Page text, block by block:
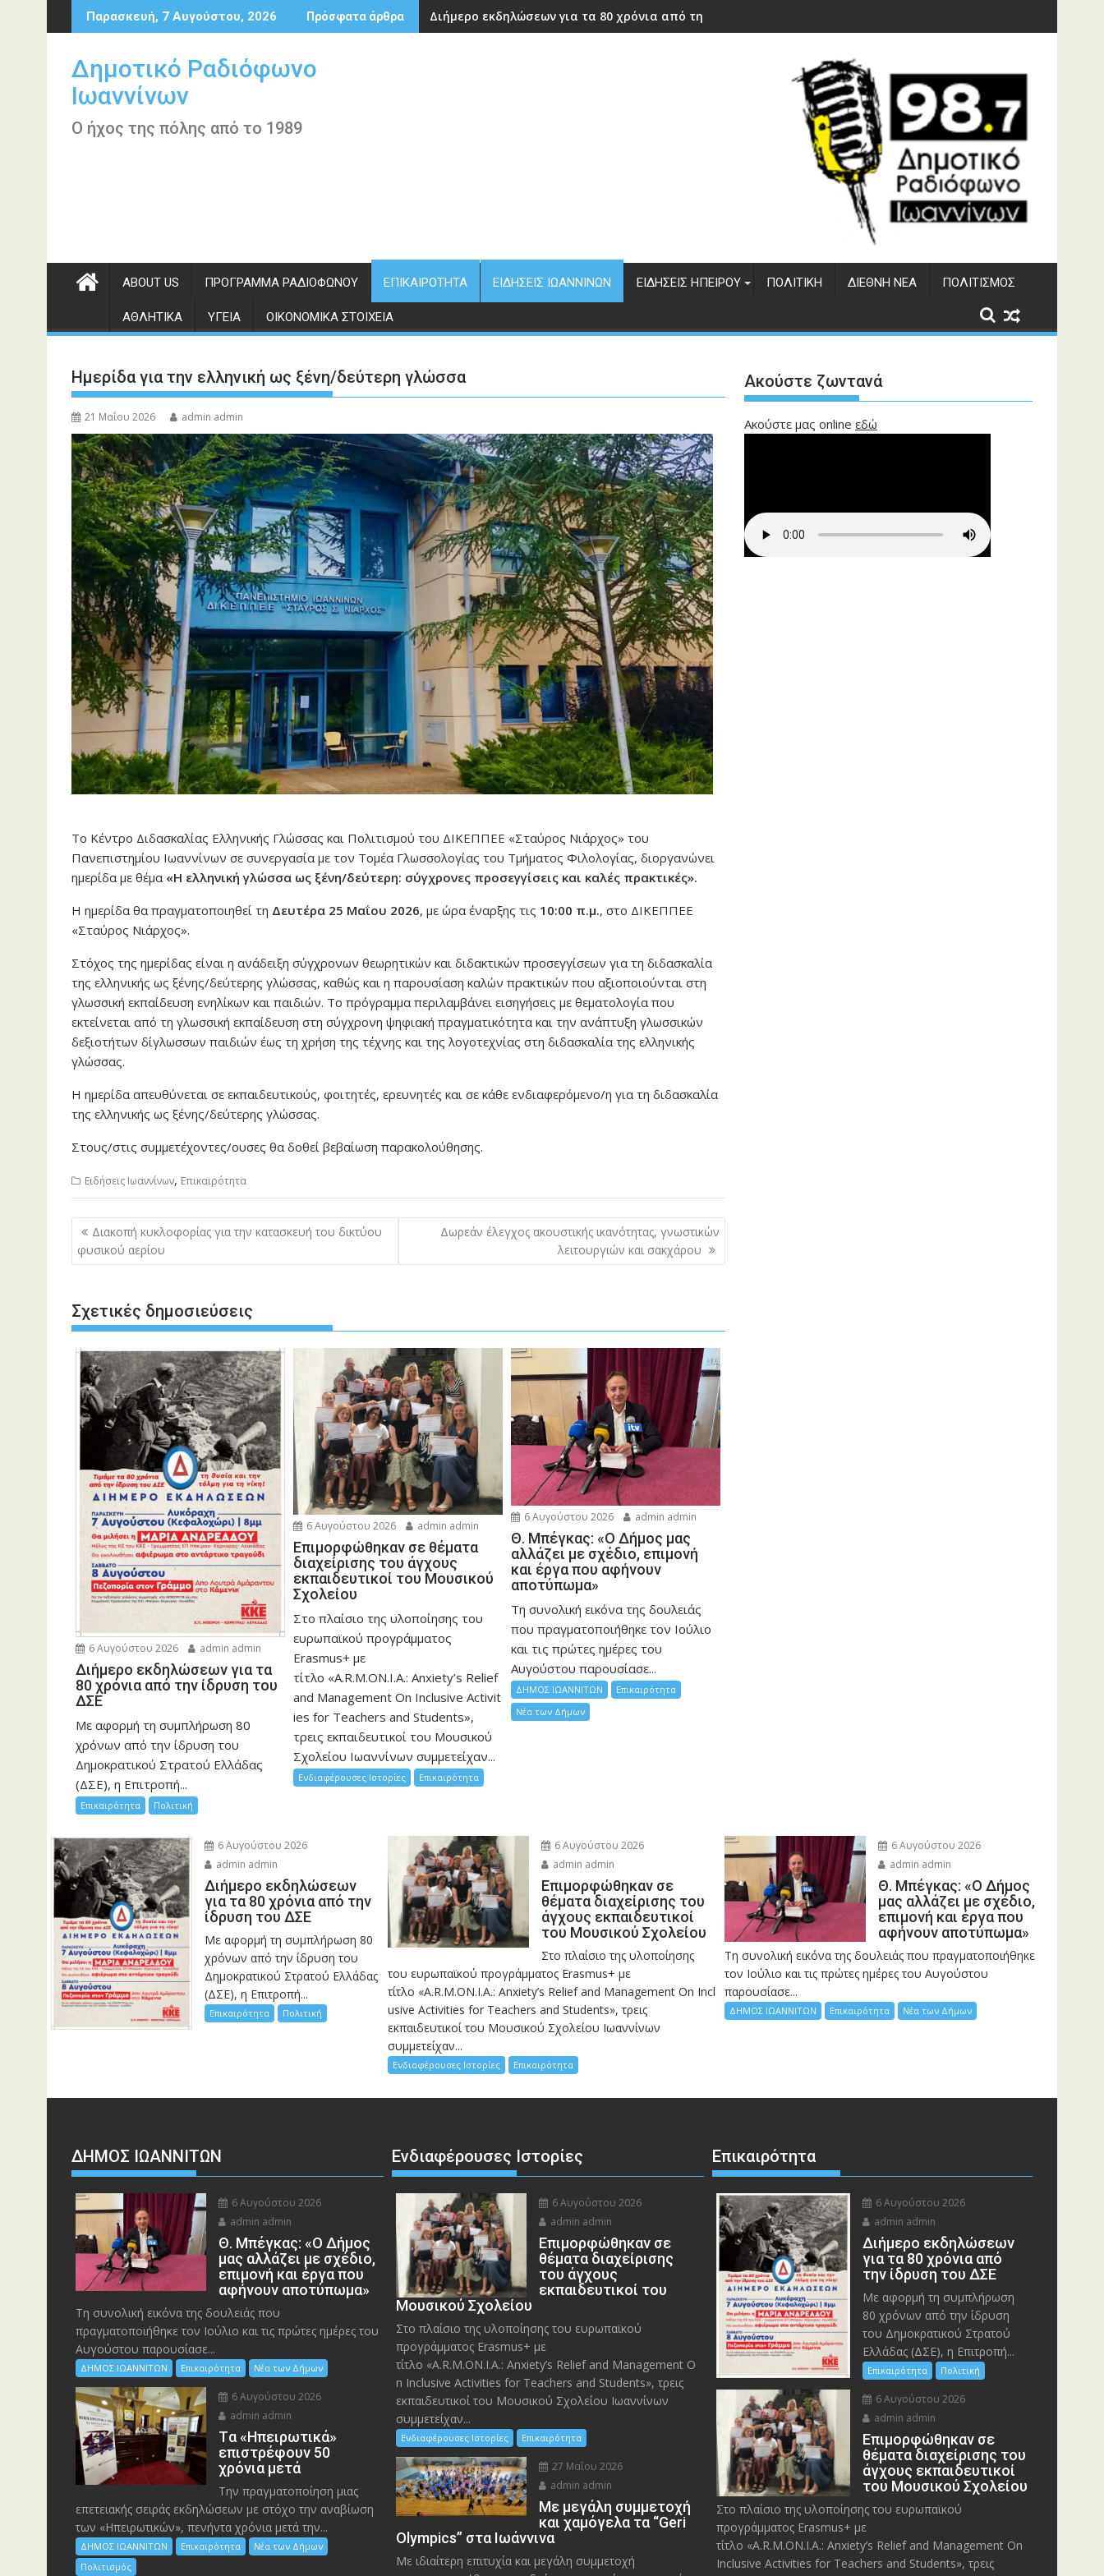
Περάστε
στο
Παρασκευή, 7 Αυγούστου, 2026 Πρόσφατα άρθρα Διήμερο εκδηλώσεων για τα 80 χρόνια από την ίδρυση του ΔΣΕ
Δημοτικό Ραδιόφωνο
Ιωαννίνων
Ο ήχος της πόλης από το 1989
ABOUT US ΠΡΌΓΡΑΜΜΑ ΡΑΔΙΟΦΏΝΟΥ ΕΠΙΚΑΙΡΌΤΗΤΑ ΕΙΔΉΣΕΙΣ ΙΩΑΝΝΊΝΩΝ ΕΙΔΉΣΕΙΣ ΗΠΕΊΡΟΥ ΠΟΛΙΤΙΚΉ ΔΙΕΘΝΉ ΝΈΑ ΠΟΛΙΤΙΣΜΌΣ
ΑΘΛΗΤΙΚΆ ΥΓΕΊΑ ΟΙΚΟΝΟΜΙΚΆ ΣΤΟΙΧΕΊΑ
Ημερίδα για την ελληνική ως ξένη/δεύτερη γλώσσα
21 Μαΐου 2026 admin admin
Το Κέντρο Διδασκαλίας Ελληνικής Γλώσσας και Πολιτισμού του ΔΙΚΕΠΠΕΕ «Σταύρος Νιάρχος» του
Πανεπιστημίου Ιωαννίνων σε συνεργασία με τον Τομέα Γλωσσολογίας του Τμήματος Φιλολογίας, διοργανώνει
ημερίδα με θέμα «Η ελληνική γλώσσα ως ξένη/δεύτερη: σύγχρονες προσεγγίσεις και καλές πρακτικές».
Η ημερίδα θα πραγματοποιηθεί τη Δευτέρα 25 Μαΐου 2026, με ώρα έναρξης τις 10:00 π.μ., στο ΔΙΚΕΠΠΕΕ
«Σταύρος Νιάρχος».
Στόχος της ημερίδας είναι η ανάδειξη σύγχρονων θεωρητικών και διδακτικών προσεγγίσεων για τη διδασκαλία
της ελληνικής ως ξένης/δεύτερης γλώσσας, καθώς και η παρουσίαση καλών πρακτικών που αξιοποιούνται στη
γλωσσική εκπαίδευση ενηλίκων και παιδιών. Το πρόγραμμα περιλαμβάνει εισηγήσεις με θεματολογία που
εκτείνεται από τη γλωσσική εκπαίδευση στη σύγχρονη ψηφιακή πραγματικότητα και την ανάπτυξη γλωσσικών
δεξιοτήτων δίγλωσσων παιδιών έως τη χρήση της τέχνης και της λογοτεχνίας στη διδασκαλία της ελληνικής
γλώσσας.
Η ημερίδα απευθύνεται σε εκπαιδευτικούς, φοιτητές, ερευνητές και σε κάθε ενδιαφερόμενο/η για τη διδασκαλία
της ελληνικής ως ξένης/δεύτερης γλώσσας.
Στους/στις συμμετέχοντες/ουσες θα δοθεί βεβαίωση παρακολούθησης.
Ειδήσεις Ιωαννίνων, Επικαιρότητα
Πλοήγηση
άρθρων
Διακοπή κυκλοφορίας για την κατασκευή του δικτύου
φυσικού αερίου
Δωρεάν έλεγχος ακουστικής ικανότητας, γνωστικών
λειτουργιών και σακχάρου
Σχετικές δημοσιεύσεις
6 Αυγούστου 2026 admin admin
Διήμερο εκδηλώσεων για τα
80 χρόνια από την ίδρυση του
ΔΣΕ
Με αφορμή τη συμπλήρωση 80
χρόνων από την ίδρυση του
Δημοκρατικού Στρατού Ελλάδας
(ΔΣΕ), η Επιτροπή...
Επικαιρότητα Πολιτική
6 Αυγούστου 2026 admin admin
Eπιμορφώθηκαν σε θέματα
διαχείρισης του άγχους
εκπαιδευτικοί του Μουσικού
Σχολείου
Στο πλαίσιο της υλοποίησης του
ευρωπαϊκού προγράμματος
Erasmus+ με
τίτλο «A.R.M.ON.I.A.: Anxiety’s Relief
and Management On Inclusive Activit
ies for Teachers and Students»,
τρεις εκπαιδευτικοί του Μουσικού
Σχολείου Ιωαννίνων συμμετείχαν...
Ενδιαφέρουσες Ιστορίες Επικαιρότητα
6 Αυγούστου 2026 admin admin
Θ. Μπέγκας: «Ο Δήμος μας
αλλάζει με σχέδιο, επιμονή
και έργα που αφήνουν
αποτύπωμα»
Τη συνολική εικόνα της δουλειάς
που πραγματοποιήθηκε τον Ιούλιο
και τις πρώτες ημέρες του
Αυγούστου παρουσίασε...
ΔΗΜΟΣ ΙΩΑΝΝΙΤΩΝ
Επικαιρότητα
Νέα των Δήμων
Ακούστε ζωντανά
Ακούστε μας online εδώ
6 Αυγούστου 2026
admin admin
Διήμερο εκδηλώσεων
για τα 80 χρόνια από την
ίδρυση του ΔΣΕ
Με αφορμή τη συμπλήρωση 80
χρόνων από την ίδρυση του
Δημοκρατικού Στρατού Ελλάδας
(ΔΣΕ), η Επιτροπή...
Επικαιρότητα Πολιτική
6 Αυγούστου 2026
admin admin
Eπιμορφώθηκαν σε
θέματα διαχείρισης του
άγχους εκπαιδευτικοί
του Μουσικού Σχολείου
Στο πλαίσιο της υλοποίησης
του ευρωπαϊκού προγράμματος Erasmus+ με
τίτλο «A.R.M.ON.I.A.: Anxiety’s Relief and Management On Incl
usive Activities for Teachers and Students», τρεις
εκπαιδευτικοί του Μουσικού Σχολείου Ιωαννίνων
συμμετείχαν...
Ενδιαφέρουσες Ιστορίες Επικαιρότητα
6 Αυγούστου 2026
admin admin
Θ. Μπέγκας: «Ο Δήμος
μας αλλάζει με σχέδιο,
επιμονή και έργα που
αφήνουν αποτύπωμα»
Τη συνολική εικόνα της δουλειάς που πραγματοποιήθηκε
τον Ιούλιο και τις πρώτες ημέρες του Αυγούστου
παρουσίασε...
ΔΗΜΟΣ ΙΩΑΝΝΙΤΩΝ Επικαιρότητα Νέα των Δήμων
ΔΗΜΟΣ ΙΩΑΝΝΙΤΩΝ
6 Αυγούστου 2026
admin admin
Θ. Μπέγκας: «Ο Δήμος
μας αλλάζει με σχέδιο,
επιμονή και έργα που
αφήνουν αποτύπωμα»
Τη συνολική εικόνα της δουλειάς που
πραγματοποιήθηκε τον Ιούλιο και τις πρώτες ημέρες του
Αυγούστου παρουσίασε...
ΔΗΜΟΣ ΙΩΑΝΝΙΤΩΝ Επικαιρότητα Νέα των Δήμων
6 Αυγούστου 2026
admin admin
Tα «Ηπειρωτικά»
επιστρέφουν 50
χρόνια μετά
Την πραγματοποίηση μιας
επετειακής σειράς εκδηλώσεων με στόχο την αναβίωση
των «Ηπειρωτικών», πενήντα χρόνια μετά την...
ΔΗΜΟΣ ΙΩΑΝΝΙΤΩΝ Επικαιρότητα
Νέα των Δήμων
Πολιτισμός
Ενδιαφέρουσες Ιστορίες
6 Αυγούστου 2026
admin admin
Eπιμορφώθηκαν σε
θέματα διαχείρισης
του άγχους
εκπαιδευτικοί του
Μουσικού Σχολείου
Στο πλαίσιο της υλοποίησης του ευρωπαϊκού
προγράμματος Erasmus+ με
τίτλο «A.R.M.ON.I.A.: Anxiety’s Relief and Management O
n Inclusive Activities for Teachers and Students», τρεις
εκπαιδευτικοί του Μουσικού Σχολείου Ιωαννίνων
συμμετείχαν...
Ενδιαφέρουσες Ιστορίες Επικαιρότητα
27 Μαΐου 2026
admin admin
Με μεγάλη συμμετοχή
και χαμόγελα τα “Geri
Olympics” στα Ιωάννινα
Με ιδιαίτερη επιτυχία και μεγάλη συμμετοχή
Επικαιρότητα
6 Αυγούστου 2026
admin admin
Διήμερο εκδηλώσεων
για τα 80 χρόνια από
την ίδρυση του ΔΣΕ
Με αφορμή τη συμπλήρωση
80 χρόνων από την ίδρυση
του Δημοκρατικού Στρατού
Ελλάδας (ΔΣΕ), η Επιτροπή...
Επικαιρότητα Πολιτική
6 Αυγούστου 2026
admin admin
Eπιμορφώθηκαν σε
θέματα διαχείρισης του
άγχους εκπαιδευτικοί
του Μουσικού Σχολείου
Στο πλαίσιο της υλοποίησης του ευρωπαϊκού
προγράμματος Erasmus+ με
τίτλο «A.R.M.ON.I.A.: Anxiety’s Relief and Management On
Inclusive Activities for Teachers and Students», τρεις